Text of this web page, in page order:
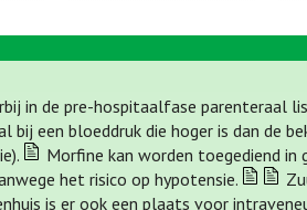
in de pre-hospitaalfase parenteraal
een bloeddruk die hoger is dan de
Morfine kan worden toegediend
het risico op hypotensie.
is er ook een plaats voor